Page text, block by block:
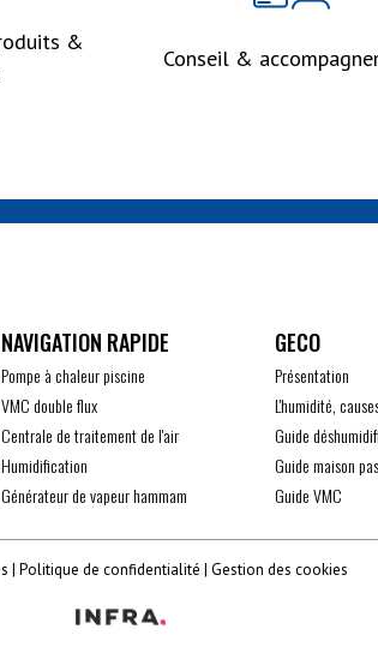
&
Conseil &
Pompe à chaleur piscine
VMC double flux
Centrale de traitement de l'air
Humidification
Générateur de vapeur hammam
GECO
Présentation
L'humidité,
Guide
Guide maison
Guide VMC
Politique de confidentialité Gestion des cookies